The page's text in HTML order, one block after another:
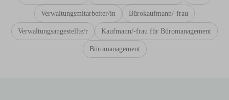
Verwaltungsmitarbeiter/in Bürokaufmann/-frau
Verwaltungsangestellte/r Kaufmann/-frau für Büromanagement
Büromanagement